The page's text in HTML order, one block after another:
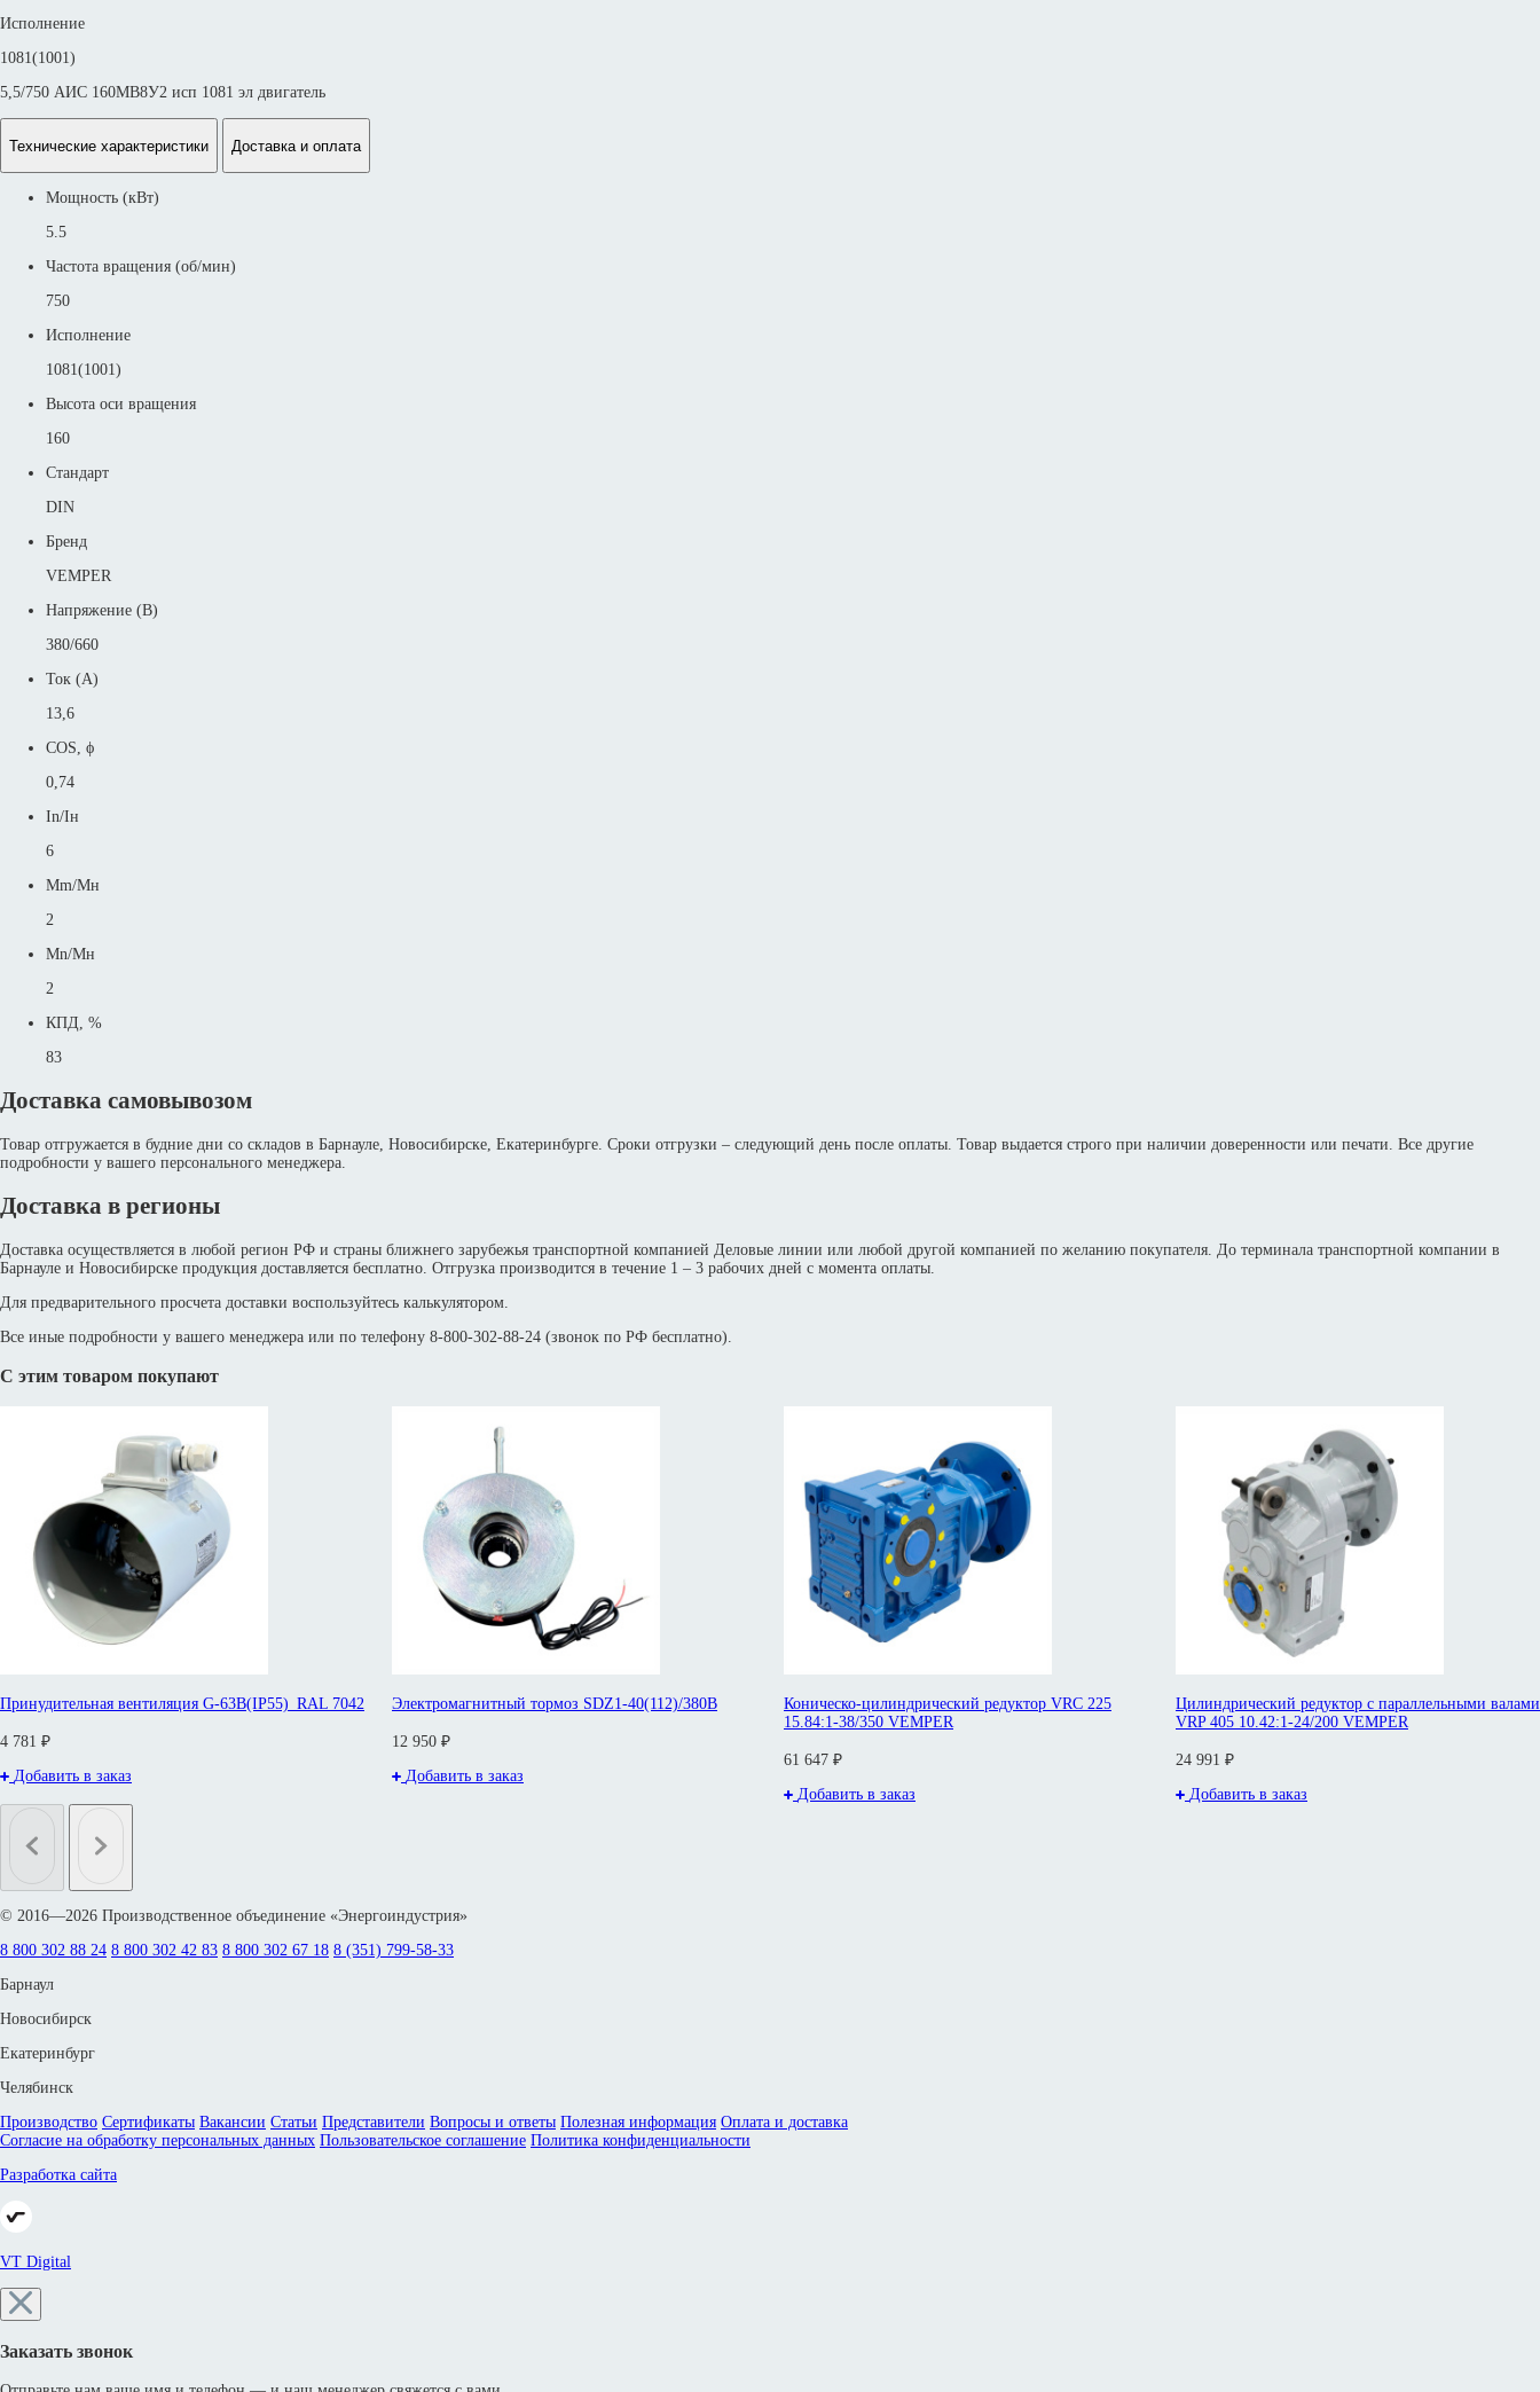
Исполнение
1081(1001)
5,5/750 АИС 160MВ8У2 исп 1081 эл двигатель
Технические характеристики Доставка и оплата
Мощность (кВт)
5.5
Частота вращения (об/мин)
750
Исполнение
1081(1001)
Высота оси вращения
160
Стандарт
DIN
Бренд
VEMPER
Напряжение (В)
380/660
Ток (А)
13,6
COS, ϕ
0,74
In/Iн
6
Mm/Mн
2
Mn/Mн
2
КПД, %
83
Доставка самовывозом
Товар отгружается в будние дни со складов в Барнауле, Новосибирске, Екатеринбурге. Сроки отгрузки – следующий день после оплаты. Товар выдается строго при наличии доверенности или печати. Все другие
подробности у вашего персонального менеджера.
Доставка в регионы
Доставка осуществляется в любой регион РФ и страны ближнего зарубежья транспортной компанией Деловые линии или любой другой компанией по желанию покупателя. До терминала транспортной компании в
Барнауле и Новосибирске продукция доставляется бесплатно. Отгрузка производится в течение 1 – 3 рабочих дней с момента оплаты.
Для предварительного просчета доставки воспользуйтесь калькулятором.
Все иные подробности у вашего менеджера или по телефону 8-800-302-88-24 (звонок по РФ бесплатно).
С этим товаром покупают
Принудительная вентиляция G-63B(IP55)_RAL 7042
4 781 ₽
Добавить в заказ
Электромагнитный тормоз SDZ1-40(112)/380В
12 950 ₽
Добавить в заказ
Коническо-цилиндрический редуктор VRC 225
15.84:1-38/350 VEMPER
61 647 ₽
Добавить в заказ
Цилиндрический редуктор с параллельными валами
VRP 405 10.42:1-24/200 VEMPER
24 991 ₽
Добавить в заказ
© 2016—2026 Производственное объединение «Энергоиндустрия»
8 800 302 88 24 8 800 302 42 83 8 800 302 67 18 8 (351) 799-58-33
Барнаул
Новосибирск
Екатеринбург
Челябинск
Производство Сертификаты Вакансии Статьи Представители Вопросы и ответы Полезная информация Оплата и доставка
Согласие на обработку персональных данных Пользовательское соглашение Политика конфиденциальности
Разработка сайта
VT Digital
Заказать звонок